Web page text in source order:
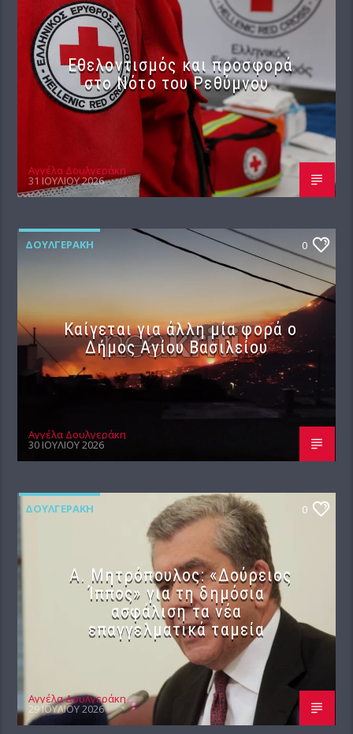
Εθελοντισμός και προσφορά
στο Νότο του Ρεθύμνου
Αγγέλα Δουλγεράκη
31 ΙΟΥΛΊΟΥ 2026
ΔΟΥΛΓΕΡΆΚΗ 0
Καίγεται για άλλη μία φορά ο
Δήμος Αγίου Βασιλείου
Αγγέλα Δουλγεράκη
30 ΙΟΥΛΊΟΥ 2026
ΔΟΥΛΓΕΡΆΚΗ 0
Α. Μητρόπουλος: «Δούρειος
Ίππος» για τη δημόσια
ασφάλιση τα νέα
επαγγελματικά ταμεία
Αγγέλα Δουλγεράκη
29 ΙΟΥΛΊΟΥ 2026